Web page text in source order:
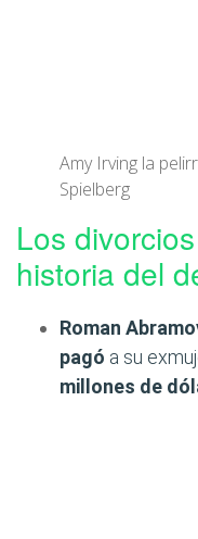
Amy Irving la
Spielberg
Los
historia del
Roman
pagó a su
millones de